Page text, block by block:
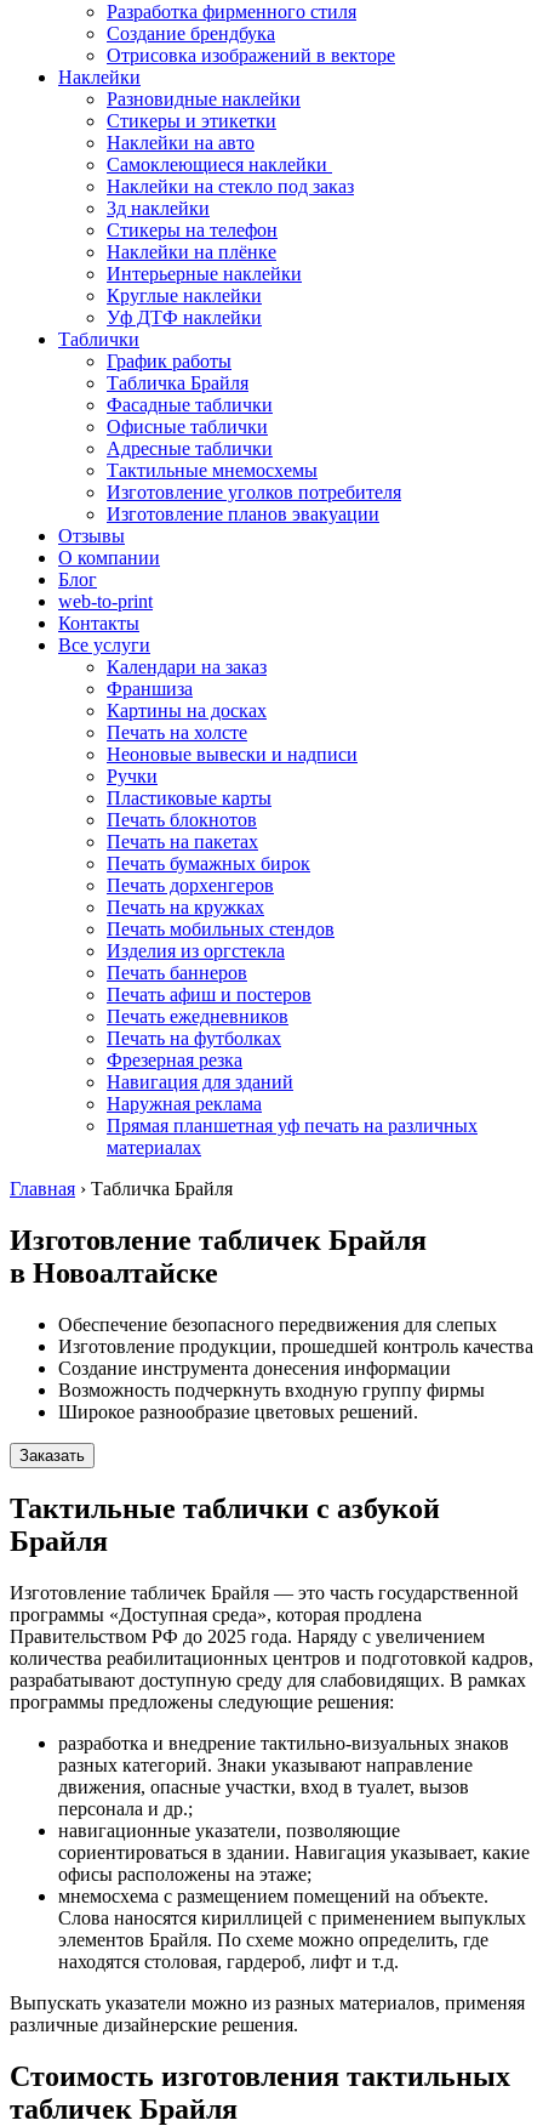
Разработка фирменного стиля
Создание брендбука
Отрисовка изображений в векторе
Наклейки
Разновидные наклейки
Стикеры и этикетки
Наклейки на авто
Самоклеющиеся наклейки
Наклейки на стекло под заказ
3д наклейки
Cтикеры на телефон
Наклейки на плёнке
Интерьерные наклейки
Круглые наклейки
Уф ДТФ наклейки
Таблички
График работы
Табличка Брайля
Фасадные таблички
Офисные таблички
Адресные таблички
Тактильные мнемосхемы
Изготовление уголков потребителя
Изготовление планов эвакуации
Отзывы
О компании
Блог
web-to-print
Контакты
Все услуги
Календари на заказ
Франшиза
Картины на досках
Печать на холсте
Неоновые вывески и надписи
Ручки
Пластиковые карты
Печать блокнотов
Печать на пакетах
Печать бумажных бирок
Печать дорхенгеров
Печать на кружках
Печать мобильных стендов
Изделия из оргстекла
Печать баннеров
Печать афиш и постеров
Печать ежедневников
Печать на футболках
Фрезерная резка
Навигация для зданий
Наружная реклама
Прямая планшетная уф печать на различных
материалах
Главная › Табличка Брайля
Изготовление табличек Брайля
в Новоалтайске
Обеспечение безопасного передвижения для слепых
Изготовление продукции, прошедшей контроль качества
Создание инструмента донесения информации
Возможность подчеркнуть входную группу фирмы
Широкое разнообразие цветовых решений.
Заказать
Тактильные таблички с азбукой
Брайля
Изготовление табличек Брайля — это часть государственной
программы «Доступная среда», которая продлена
Правительством РФ до 2025 года. Наряду с увеличением
количества реабилитационных центров и подготовкой кадров,
разрабатывают доступную среду для слабовидящих. В рамках
программы предложены следующие решения:
разработка и внедрение тактильно-визуальных знаков
разных категорий. Знаки указывают направление
движения, опасные участки, вход в туалет, вызов
персонала и др.;
навигационные указатели, позволяющие
сориентироваться в здании. Навигация указывает, какие
офисы расположены на этаже;
мнемосхема с размещением помещений на объекте.
Слова наносятся кириллицей с применением выпуклых
элементов Брайля. По схеме можно определить, где
находятся столовая, гардероб, лифт и т.д.
Выпускать указатели можно из разных материалов, применяя
различные дизайнерские решения.
Стоимость изготовления тактильных
табличек Брайля